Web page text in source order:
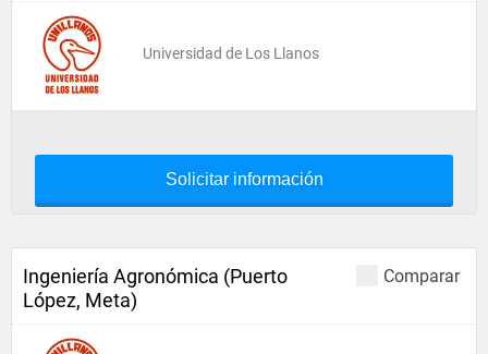
Universidad de Los Llanos
Solicitar información
Comparar
Ingeniería Agronómica (Puerto
López, Meta)